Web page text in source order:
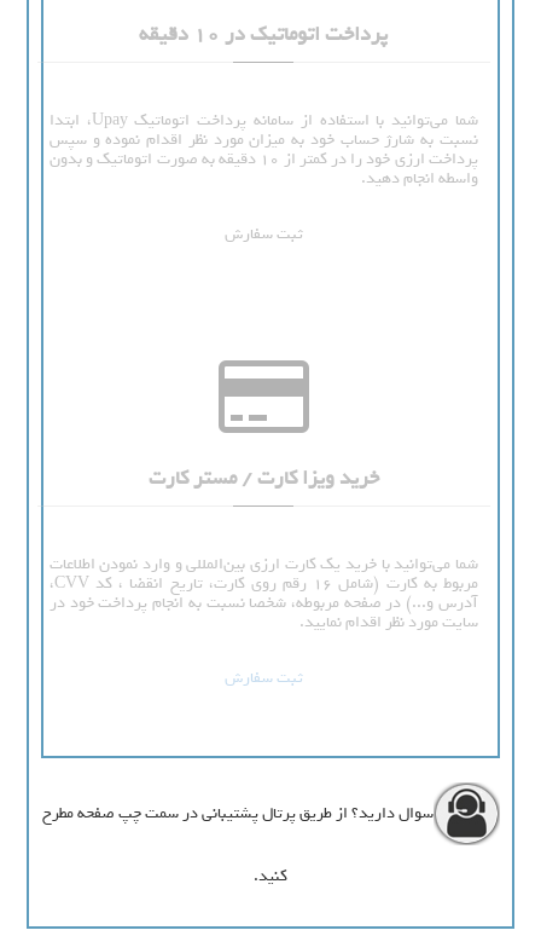
پرداخت اتوماتیک در 10 دقیقه
شما می‌توانید با استفاده از سامانه پرداخت اتوماتیک Upay، ابتدا
نسبت به شارژ حساب خود به میزان مورد نظر اقدام نموده و سپس
پرداخت ارزی خود را در کمتر از 10 دقیقه به صورت اتوماتیک و بدون
واسطه انجام دهید.
ثبت سفارش
خرید ویزا کارت / مستر کارت
شما می‌توانید با خرید یک کارت ارزی بین‌المللی و وارد نمودن اطلاعات
مربوط به کارت (شامل 16 رقم روی کارت، تاریخ انقضا ، کد CVV،
آدرس و...) در صفحه مربوطه، شخصا نسبت به انجام پرداخت خود در
سایت مورد نظر اقدام نمایید.
ثبت سفارش
سوال دارید؟ از طریق پرتال پشتیبانی در سمت چپ صفحه مطرح
کنید.